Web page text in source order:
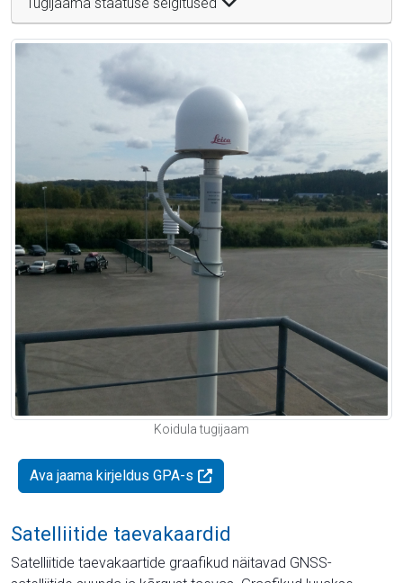
Koidula tugijaam
Ava jaama kirjeldus GPA-s
Satelliitide taevakaardid
Satelliitide taevakaartide graafikud näitavad GNSS-